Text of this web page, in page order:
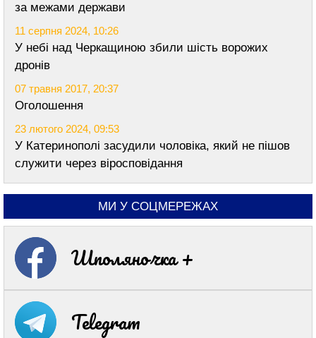
за межами держави
11 серпня 2024, 10:26
У небі над Черкащиною збили шість ворожих
дронів
07 травня 2017, 20:37
Оголошення
23 лютого 2024, 09:53
У Катеринополі засудили чоловіка, який не пішов
служити через віросповідання
МИ У СОЦМЕРЕЖАХ
Шполяночка +
Telegram